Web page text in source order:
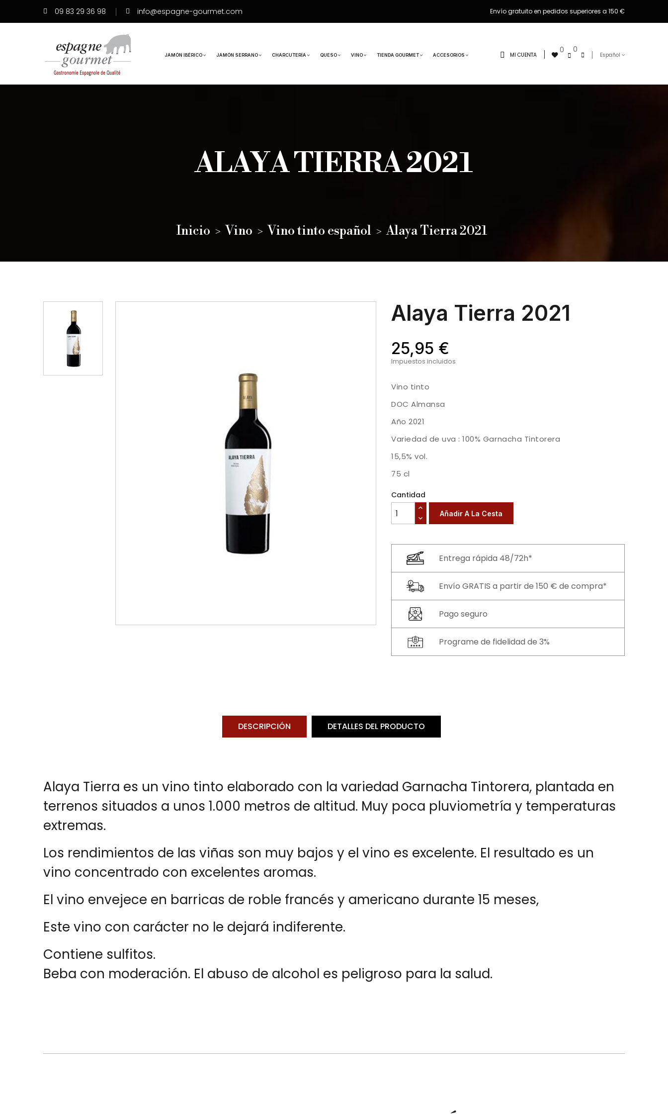
09 83 29 36 98 info@espagne-gourmet.com Envío gratuito en pedidos superiores a 150 €
JAMÓN IBÉRICO JAMÓN SERRANO CHARCUTERÍA QUESO VINO TIENDA GOURMET ACCESORIOS Español
0
0
MI CUENTA
ALAYA TIERRA 2021
Inicio Vino Vino tinto español Alaya Tierra 2021
Alaya Tierra 2021
25,95 €
Impuestos incluidos
Vino tinto
DOC Almansa
Año 2021
Variedad de uva :100% Garnacha Tintorera
15,5% vol.
75 cl
Cantidad
Añadir A La Cesta
Entrega rápida 48/72h*
Envío GRATIS a partir de 150 € de compra*
Pago seguro
Programe de fidelidad de 3%
DESCRIPCIÓN DETALLES DEL PRODUCTO
Alaya Tierra es un vino tinto elaborado con la variedad Garnacha Tintorera, plantada en
terrenos situados a unos 1.000 metros de altitud. Muy poca pluviometría y temperaturas
extremas.
Los rendimientos de las viñas son muy bajos y el vino es excelente. El resultado es un
vino concentrado con excelentes aromas.
El vino envejece en barricas de roble francés y americano durante 15 meses,
Este vino con carácter no le dejará indiferente.
Contiene sulfitos.
Beba con moderación. El abuso de alcohol es peligroso para la salud.